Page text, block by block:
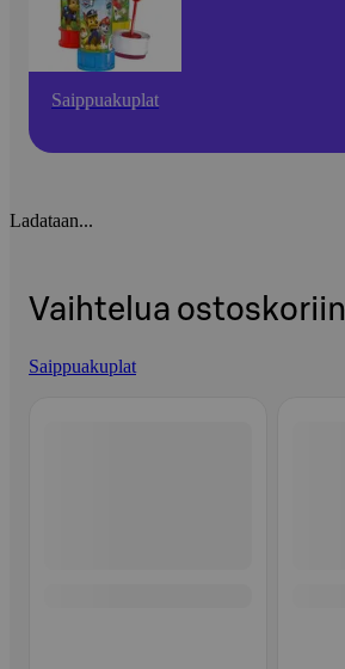
Saippuakuplat
Ladataan...
Vaihtelua ostoskoriin
Saippuakuplat